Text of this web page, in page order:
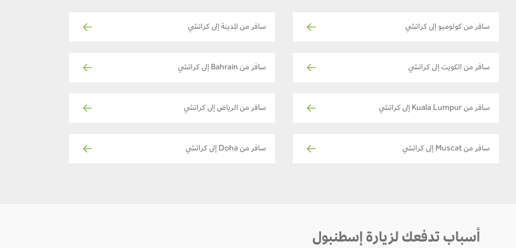
سافر من كولومبو إلى كراتشي سافر من المدينة إلى كراتشي
سافر من الكويت إلى كراتشي سافر من Bahrain إلى كراتشي
سافر من Kuala Lumpur إلى كراتشي سافر من الرياض إلى كراتشي
سافر من Muscat إلى كراتشي سافر من Doha إلى كراتشي
أسباب تدفعك لزيارة إسطنبول